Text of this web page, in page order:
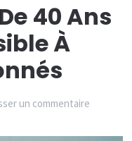
40 Ans
À
un commentaire